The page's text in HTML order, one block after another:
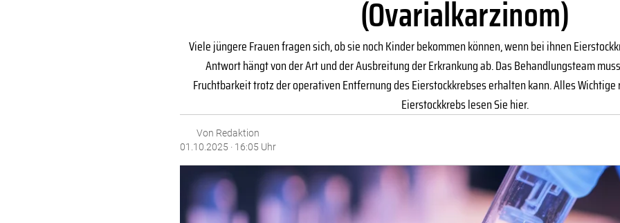
(Ovarialkarzinom)
Viele jüngere Frauen fragen sich, ob sie noch Kinder bekommen können, wenn bei ihnen
Antwort hängt von der Art und der Ausbreitung der Erkrankung ab. Das Behandlungsteam
Fruchtbarkeit trotz der operativen Entfernung des Eierstockkrebses erhalten kann. Alles
Eierstockkrebs lesen Sie hier.
Von Redaktion
01.10.2025 · 16:05 Uhr